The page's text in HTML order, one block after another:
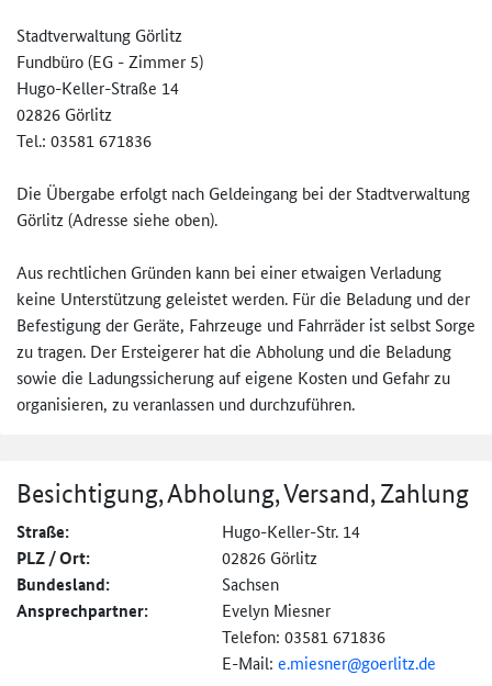
Stadtverwaltung Görlitz
Fundbüro (EG - Zimmer 5)
Hugo-Keller-Straße 14
02826 Görlitz
Tel.: 03581 671836
Die Übergabe erfolgt nach Geldeingang bei der Stadtverwaltung
Görlitz (Adresse siehe oben).
Aus rechtlichen Gründen kann bei einer etwaigen Verladung
keine Unterstützung geleistet werden. Für die Beladung und der
Befestigung der Geräte, Fahrzeuge und Fahrräder ist selbst Sorge
zu tragen. Der Ersteigerer hat die Abholung und die Beladung
sowie die Ladungssicherung auf eigene Kosten und Gefahr zu
organisieren, zu veranlassen und durchzuführen.
Besichtigung, Abholung, Versand, Zahlung
Straße: Hugo-Keller-Str. 14
PLZ / Ort: 02826 Görlitz
Bundesland: Sachsen
Ansprechpartner:
Evelyn Miesner
Telefon: 03581 671836
E-Mail: e.miesner@goerlitz.de